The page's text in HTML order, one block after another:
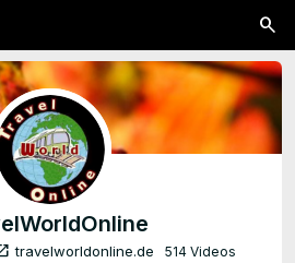
travelworldonline.de 514 Videos